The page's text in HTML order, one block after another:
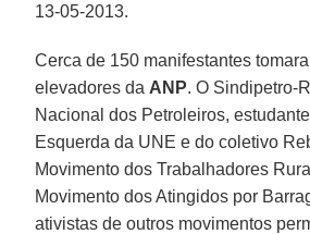
13-05-2013.
Cerca de 150 manifestantes
elevadores da ANP. O Sindipetro-
Nacional dos Petroleiros,
Esquerda da UNE e do coletivo
Movimento dos Trabalhadores
Movimento dos Atingidos por
ativistas de outros movimentos